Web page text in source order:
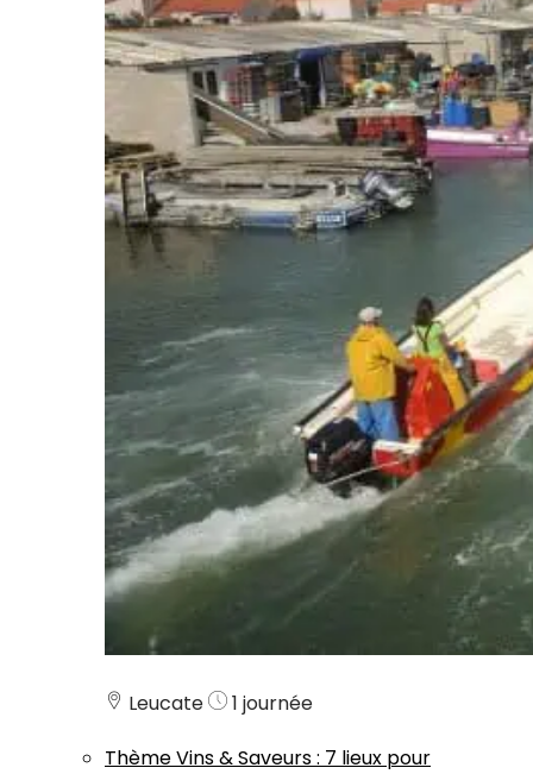
Leucate
1 journée
ThèmeVins & Saveurs: 7 lieux pour